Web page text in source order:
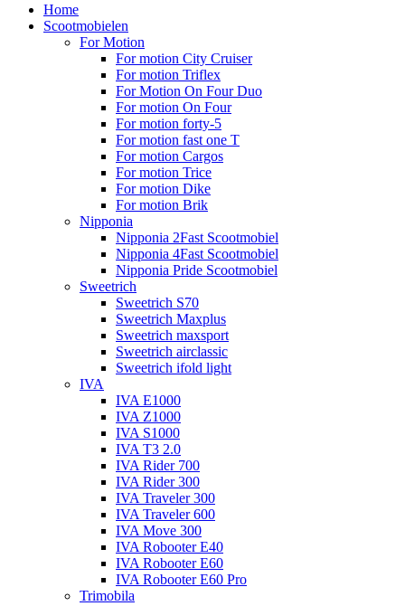
Home
Scootmobielen
For Motion
For motion City Cruiser
For motion Triflex
For Motion On Four Duo
For motion On Four
For motion forty-5
For motion fast one T
For motion Cargos
For motion Trice
For motion Dike
For motion Brik
Nipponia
Nipponia 2Fast Scootmobiel
Nipponia 4Fast Scootmobiel
Nipponia Pride Scootmobiel
Sweetrich
Sweetrich S70
Sweetrich Maxplus
Sweetrich maxsport
Sweetrich airclassic
Sweetrich ifold light
IVA
IVA E1000
IVA Z1000
IVA S1000
IVA T3 2.0
IVA Rider 700
IVA Rider 300
IVA Traveler 300
IVA Traveler 600
IVA Move 300
IVA Robooter E40
IVA Robooter E60
IVA Robooter E60 Pro
Trimobila